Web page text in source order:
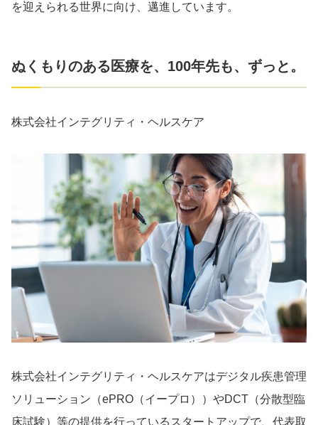
を迎えられる世界に向け、邁進しています。
ぬくもりのある医療を、100年先も、ずっと。
株式会社インテグリティ・ヘルスケア
株式会社インテグリティ・ヘルスケアはデジタル疾患管理
ソリューション（ePRO（イープロ））やDCT（分散型臨
床試験）等の提供を行っているスタートアップで、代表取